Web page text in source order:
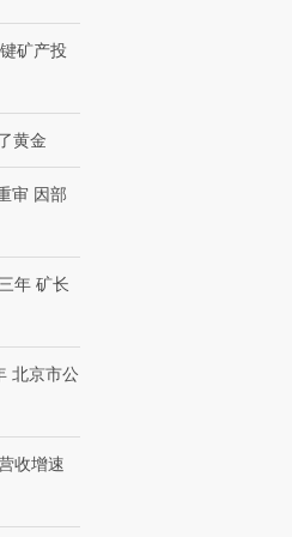
矿产投
黄金
审 因部
年 矿长
北京市公
收增速